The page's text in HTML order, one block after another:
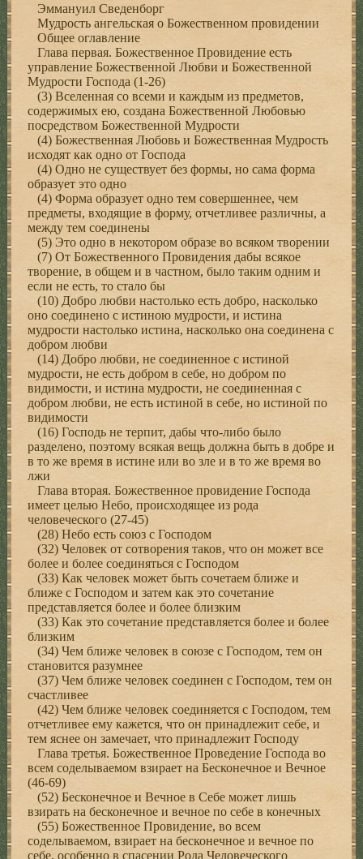
Эммануил Сведенборг
Мудрость ангельская о Божественном провидении
Общее оглавление
Глава первая. Божественное Провидение есть
управление Божественной Любви и Божественной
Мудрости Господа (1-26)
(3) Вселенная со всеми и каждым из предметов,
содержимых ею, создана Божественной Любовью
посредством Божественной Мудрости
(4) Божественная Любовь и Божественная Мудрость
исходят как одно от Господа
(4) Одно не существует без формы, но сама форма
образует это одно
(4) Форма образует одно тем совершеннее, чем
предметы, входящие в форму, отчетливее различны, а
между тем соединены
(5) Это одно в некотором образе во всяком творении
(7) От Божественного Провидения дабы всякое
творение, в общем и в частном, было таким одним и
если не есть, то стало бы
(10) Добро любви настолько есть добро, насколько
оно соединено с истиною мудрости, и истина
мудрости настолько истина, насколько она соединена с
добром любви
(14) Добро любви, не соединенное с истиной
мудрости, не есть добром в себе, но добром по
видимости, и истина мудрости, не соединенная с
добром любви, не есть истиной в себе, но истиной по
видимости
(16) Господь не терпит, дабы что-либо было
разделено, поэтому всякая вещь должна быть в добре и
в то же время в истине или во зле и в то же время во
лжи
Глава вторая. Божественное провидение Господа
имеет целью Небо, происходящее из рода
человеческого (27-45)
(28) Небо есть союз с Господом
(32) Человек от сотворения таков, что он может все
более и более соединяться с Господом
(33) Как человек может быть сочетаем ближе и
ближе с Господом и затем как это сочетание
представляется более и более близким
(33) Как это сочетание представляется более и более
близким
(34) Чем ближе человек в союзе с Господом, тем он
становится разумнее
(37) Чем ближе человек соединен с Господом, тем он
счастливее
(42) Чем ближе человек соединяется с Господом, тем
отчетливее ему кажется, что он принадлежит себе, и
тем яснее он замечает, что принадлежит Господу
Глава третья. Божественное Проведение Господа во
всем соделываемом взирает на Бесконечное и Вечное
(46-69)
(52) Бесконечное и Вечное в Себе может лишь
взирать на бесконечное и вечное по себе в конечных
(55) Божественное Провидение, во всем
соделываемом, взирает на бесконечное и вечное по
себе, особенно в спасении Рода Человеческого